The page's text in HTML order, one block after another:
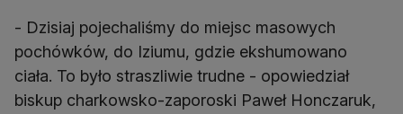
- Dzisiaj pojechaliśmy do miejsc masowych
pochówków, do Iziumu, gdzie ekshumowano
ciała. To było straszliwie trudne - opowiedział
biskup charkowsko-zaporoski Paweł Honczaruk,